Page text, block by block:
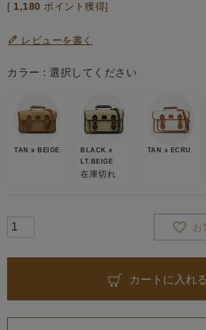
[ 1,180 ポイント獲得]
レビューを書く
カラー 選択してください
TAN x BEIGE
BLACK x
LT.BEIGE
在庫切れ
TAN x ECRU
お
カートに入れる